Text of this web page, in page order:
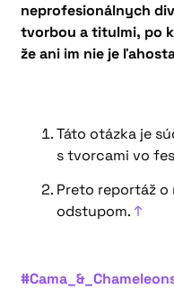
neprofesionálnych
tvorbou a titulmi, po
že ani im nie je
Táto otázka je
s tvorcami vo
Preto reportáž o
odstupom. ↑